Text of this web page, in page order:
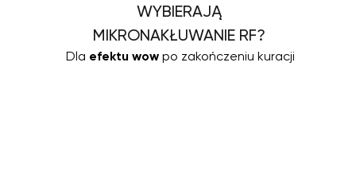
WYBIERAJĄ
MIKRONAKŁUWANIE RF?
Dla efektu wow po zakończeniu kuracji